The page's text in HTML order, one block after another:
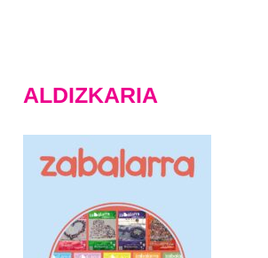
ALDIZKARIA